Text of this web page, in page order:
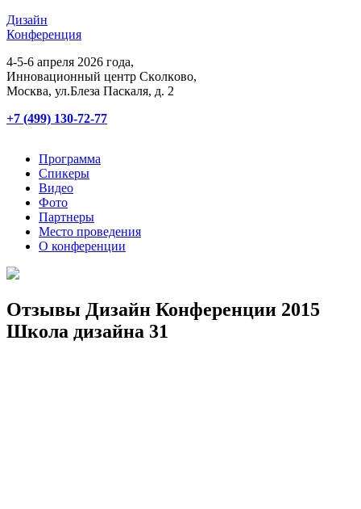
Дизайн
Конференция
4-5-6 апреля 2026 года,
Инновационный центр Сĸолĸово,
Мосĸва, ул.Блеза Пасĸаля, д. 2
+7 (499) 130-72-77
Программа
Спикеры
Видео
Фото
Партнеры
Место проведения
О конференции
Отзывы Дизайн Конференции 2015
Школа дизайна 31